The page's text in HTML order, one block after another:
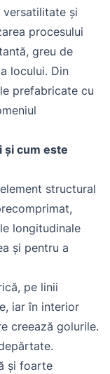
și
procesului
greu de
locului. Din
prefabricate cu
și cum este
structural
longitudinale
și pentru a
pe linii
iar în interior
creează golurile.
și foarte